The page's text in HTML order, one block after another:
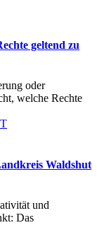
geltend zu
oder
welche Rechte
Waldshut
und
Das